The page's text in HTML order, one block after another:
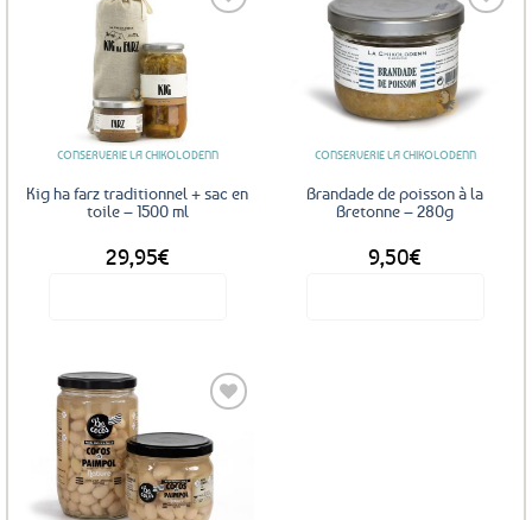
CONSERVERIE LA CHIKOLODENN
Kig ha farz traditionnel + sac en
toile – 1500 ml
29,95€
Ajouter
favoris
CONSERVERIE LA CHIKOLODENN
Brandade de poisson à la
Bretonne – 280g
9,50€
Ajouter
aux
favoris